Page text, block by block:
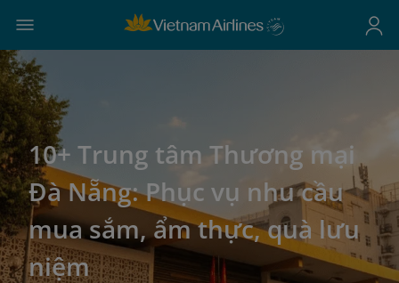
10+ Trung tâm Thương mại
Đà Nẵng: Phục vụ nhu cầu
mua sắm, ẩm thực, quà lưu
niệm